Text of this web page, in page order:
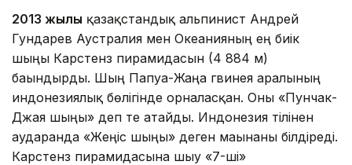
2013 жылы қазақстандық альпинист Андрей
Гундарев Аустралия мен Океанияның ең биік
шыңы Карстенз пирамидасын (4 884 м)
бағындырды. Шың Папуа-Жаңа гвинея аралының
индонезиялық бөлігінде орналасқан. Оны «Пунчак-
Джая шыңы» деп те атайды. Индонезия тілінен
аударғанда «Жеңіс шыңы» деген мағынаны білдіреді.
Карстенз пирамидасына шығу «7-ші»